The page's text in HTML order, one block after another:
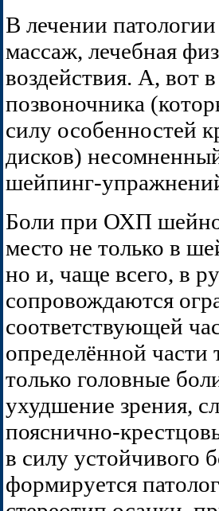
В лечении
массаж, лечебная
воздействия. А, вот
позвоночника
силу особенностей
дисков)
шейпинг-
Боли при ОХП
место не только в
но и, чаще всего, в
сопровождаются
соответствующей
определённой части
только головные
ухудшение зрения,
пояснично-
в силу устойчивого
формируется